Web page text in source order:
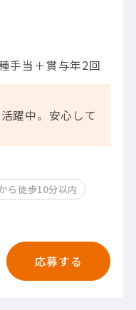
手当＋賞与年2回
躍中。安心して
ら徒歩10分以内
応募する